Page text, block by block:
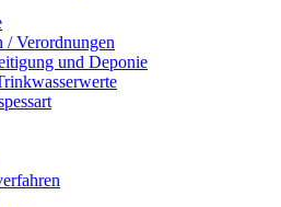
/ Verordnungen
und Deponie